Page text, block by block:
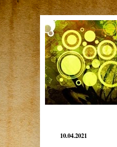
10.04.2021